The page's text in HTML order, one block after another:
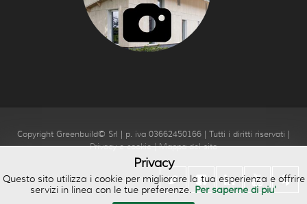
Copyright Greenbuild© Srl | p. iva 03662450166 | Tutti i diritti riservati |
Privacy e cookie|Mappa del sito
Privacy
Questo sito utilizza i cookie per migliorare la tua esperienza e offrire
servizi in linea con le tue preferenze. Per saperne di piu'